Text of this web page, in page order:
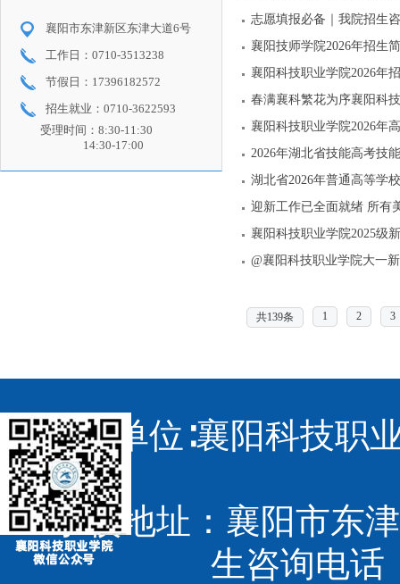
襄阳市东津新区东津大道6号
工作日：0710-3513238
节假日：17396182572
招生就业：0710-3622593
受理时间：8:30-11:30
14:30-17:00
志愿填报必备｜我院招生
襄阳技师学院2026年招生
襄阳科技职业学院2026年
春满襄科繁花为序襄阳科
襄阳科技职业学院2026年
2026年湖北省技能高考技
湖北省2026年普通高等学
迎新工作已全面就绪 所
襄阳科技职业学院2025级
@襄阳科技职业学院大一
共139条 1 2 3
主办单位∶襄阳科技
学校地址：襄阳市东
生咨询电话